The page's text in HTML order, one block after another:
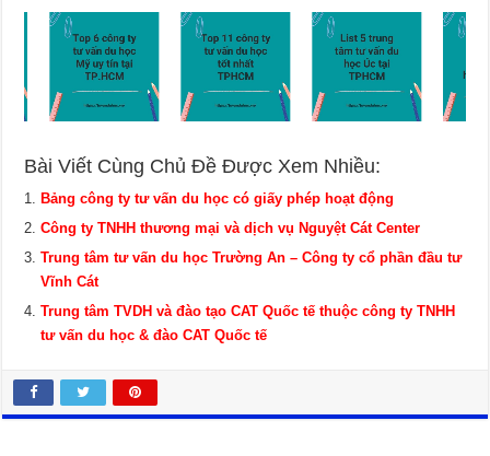
Bài Viết Cùng Chủ Đề Được Xem Nhiều:
Bảng công ty tư vấn du học có giấy phép hoạt động
Công ty TNHH thương mại và dịch vụ Nguyệt Cát Center
Trung tâm tư vấn du học Trường An – Công ty cổ phần đầu tư
Vĩnh Cát
Trung tâm TVDH và đào tạo CAT Quốc tế thuộc công ty TNHH
tư vấn du học & đào CAT Quốc tế